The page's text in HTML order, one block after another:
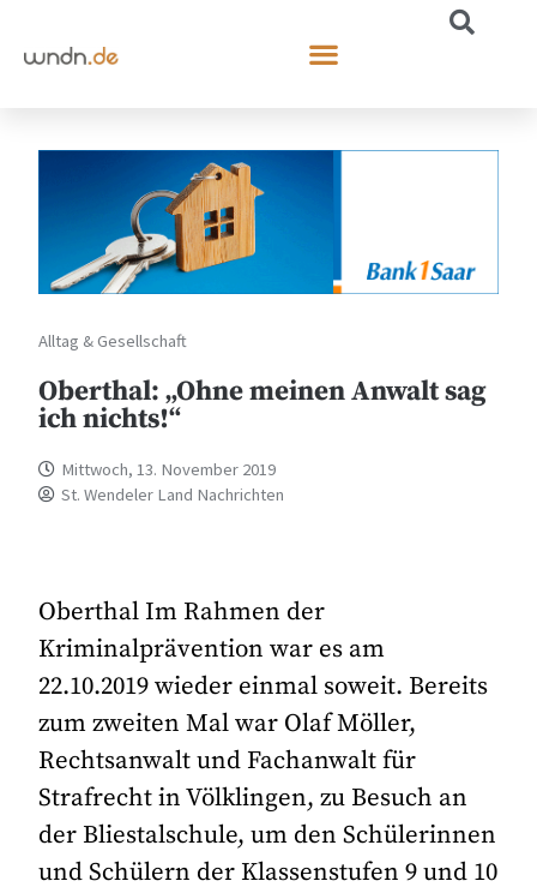
Alltag & Gesellschaft
Oberthal: „Ohne meinen Anwalt sag
ich nichts!“
Mittwoch, 13. November 2019
St. Wendeler Land Nachrichten
Oberthal Im Rahmen der
Kriminalprävention war es am
22.10.2019 wieder einmal soweit. Bereits
zum zweiten Mal war Olaf Möller,
Rechtsanwalt und Fachanwalt für
Strafrecht in Völklingen, zu Besuch an
der Bliestalschule, um den Schülerinnen
und Schülern der Klassenstufen 9 und 10